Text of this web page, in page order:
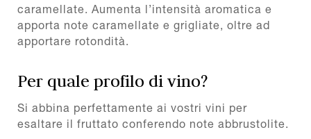
caramellate. Aumenta l’intensità aromatica e
apporta note caramellate e grigliate, oltre ad
apportare rotondità.
Per quale profilo di vino?
Si abbina perfettamente ai vostri vini per
esaltare il fruttato conferendo note abbrustolite.